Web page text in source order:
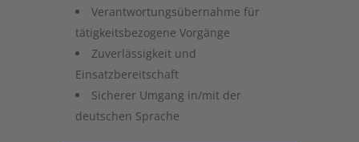
Verantwortungsübernahme für
tätigkeitsbezogene Vorgänge
Zuverlässigkeit und
Einsatzbereitschaft
Sicherer Umgang in/mit der
deutschen Sprache